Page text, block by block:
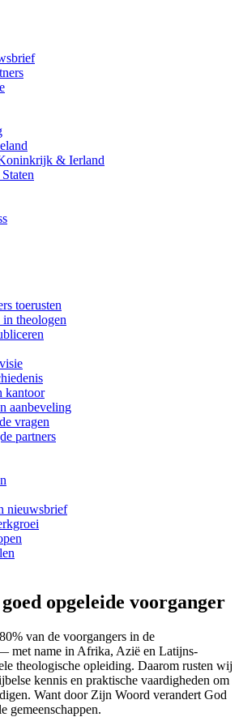
& Ierland
toerusten
in theologen
kantoor
aanbeveling
vragen
partners
nieuwsbrief
opgeleide voorganger
van de voorgangers in de
met name in Afrika, Azië en Latijns-
theologische opleiding. Daarom rusten wij
kennis en praktische vaardigheden om
Want door Zijn Woord verandert God
gemeenschappen.